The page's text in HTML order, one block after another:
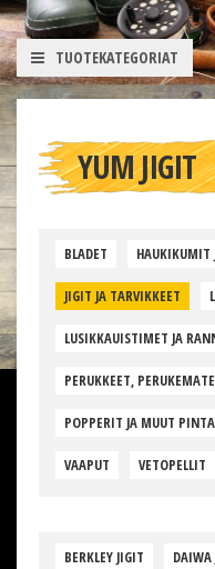
TUOTEKATEGORIAT
YUM JIGIT
BLADET HAUKIKUMIT
JIGIT JA TARVIKKEET
LUSIKKAUISTIMET JA
PERUKKEET,
POPPERIT JA MUUT
VAAPUT VETOPELLIT
BERKLEY JIGIT DAIWA